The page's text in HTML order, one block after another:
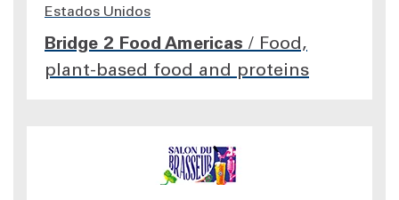
Estados Unidos
Bridge 2 Food Americas / Food,
plant-based food and proteins